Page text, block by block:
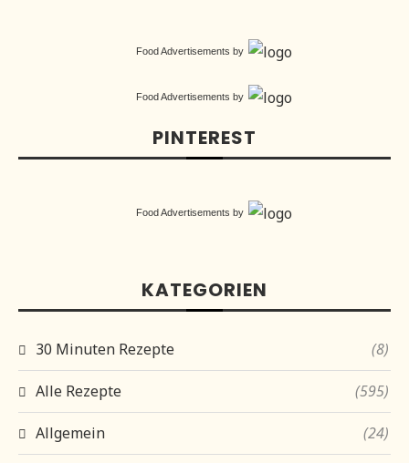
Food Advertisements by
Food Advertisements by
PINTEREST
Food Advertisements by
KATEGORIEN
30 Minuten Rezepte (8)
Alle Rezepte (595)
Allgemein (24)